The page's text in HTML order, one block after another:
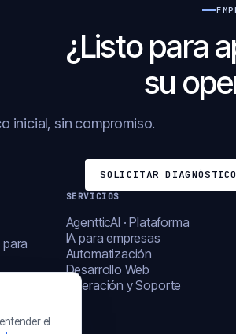
¿Listo para
su
inicial, sin compromiso.
SOLICITAR DIAGNÓSTICO
SERVICIOS
AgentticAI · Plataforma
IA para empresas
Automatización
Desarrollo Web
Operación y Soporte
el